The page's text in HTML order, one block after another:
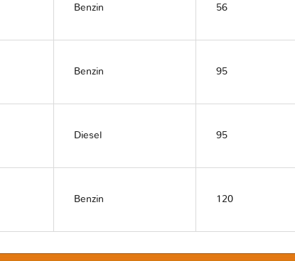
Benzin 56
Benzin 95
Diesel 95
Benzin 120